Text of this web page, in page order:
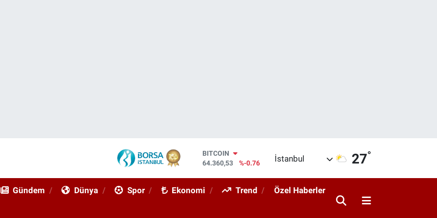
DOLAR
47,7069
%0.17
STERLİN
İstanbul 27°
Gündem Dünya Spor Ekonomi Trend Özel Haberler